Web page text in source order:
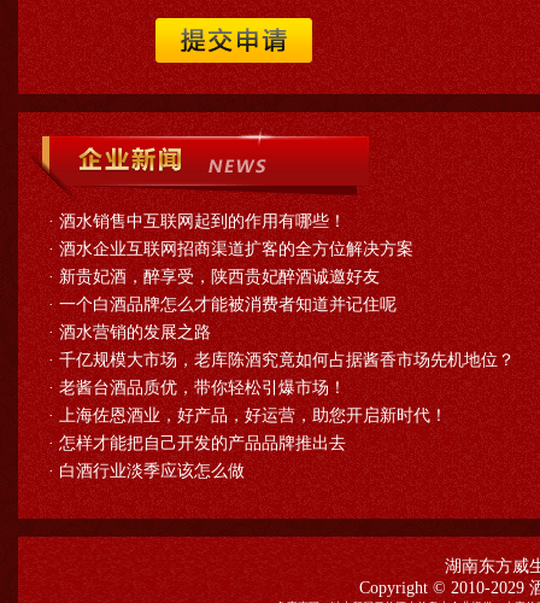
· 酒水销售中互联网起到的作用有哪些！
· 酒水企业互联网招商渠道扩客的全方位解决方案
· 新贵妃酒，醉享受，陕西贵妃醉酒诚邀好友
· 一个白酒品牌怎么才能被消费者知道并记住呢
· 酒水营销的发展之路
· 千亿规模大市场，老库陈酒究竟如何占据酱香市场先机地位？
· 老酱台酒品质优，带你轻松引爆市场！
· 上海佐恩酒业，好产品，好运营，助您开启新时代！
· 怎样才能把自己开发的产品品牌推出去
· 白酒行业淡季应该怎么做
湖南东方威
Copyright © 2010-2029